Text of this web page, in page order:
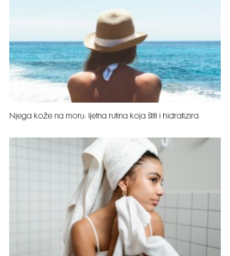
Njega kože na moru: ljetna rutina koja štiti i hidratizira